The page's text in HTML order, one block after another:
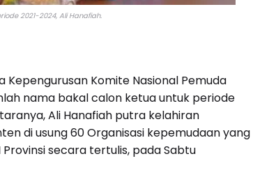
2021-2024, Ali Hanafiah.
Kepengurusan Komite Nasional Pemuda
nama bakal calon ketua untuk periode
Ali Hanafiah putra kelahiran
di usung 60 Organisasi kepemudaan yang
Provinsi secara tertulis, pada Sabtu